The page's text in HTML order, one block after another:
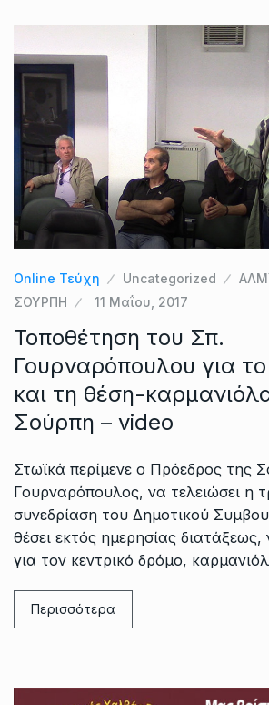
Online Τεύχη Uncategorized
ΣΟΥΡΠΗ
11 Μαΐου, 2017
Τοποθέτηση του Σπ.
Γουρναρόπουλου για
και τη θέση-
Σούρπη – video
Στωϊκά περίμενε ο Πρόεδρος της
Γουρναρόπουλος, να τελειώσει η
συνεδρίαση του Δημοτικού
θέσει εκτός ημερησίας διατάξεως,
για τον κεντρικό δρόμο,
Περισσότερα